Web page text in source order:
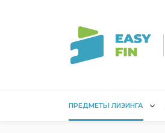
ПРЕДМЕТЫ ЛИЗИНГА